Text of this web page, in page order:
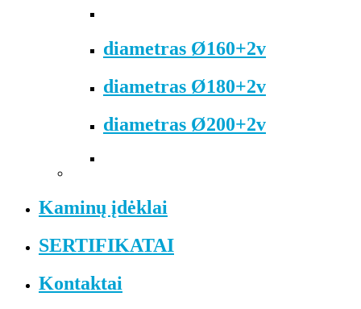
diametras Ø160+2v
diametras Ø180+2v
diametras Ø200+2v
Kaminų įdėklai
SERTIFIKATAI
Kontaktai